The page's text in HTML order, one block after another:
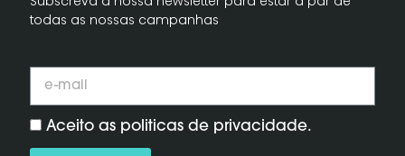
todas as nossas campanhas
Aceito as politicas de privacidade.